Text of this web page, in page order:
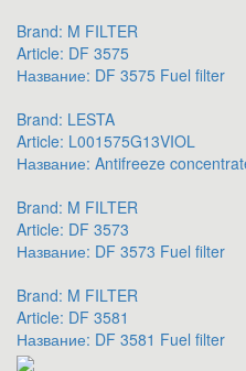
Brand: M FILTER
Article: DF 3575
Название: DF 3575 Fuel filter
Brand: LESTA
Article: L001575G13VIOL
Название: Antifreeze
Brand: M FILTER
Article: DF 3573
Название: DF 3573 Fuel filter
Brand: M FILTER
Article: DF 3581
Название: DF 3581 Fuel filter